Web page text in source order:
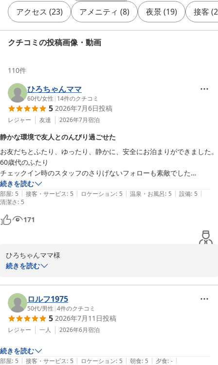
アクセス (23) アメニティ (8) 夜景(19) 接客 (
クチコミの投稿画像・動画
110件
ひろちゃんママ
60代/女性 | 14件のクチコミ
5 2026年7月6日投稿
レジャー 友達 2026年7月宿泊
静かな環境で友人とのんびり過ごせた
お友だちとふたり、ゆったり、静かに、安全にお泊まりができました。
60歳代のふたり
チェックイン時のスタッフのさりげないフォローも素敵でした
また泊まりたくなるホテルです
続きを読む
部屋: 5 | 接客・サービス: 5 | ロケーション: 5 | 温泉・お風呂: 5 | 設備: 5 |
清潔さ: 5
171
ひろちゃんママ様
ざいました。
身に余るお褒めのお言葉と共に、全項目満点の過分なるご評価まで
頂戴し、大変光栄に存じております。
今後共、ご満足いただけますようサービス向上に努めて参りますの
で、ひろちゃんママ様の次回のご滞在を心よりお待ち申し上げてお
リーガロイヤルホテル小倉　お客様サービス担当支配人
続きを読む
ロルフ1975
50代/男性 |4件のクチコミ
5 2026年7月11日投稿
レジャー 一人 2026年6月宿泊
続きを読む
部屋: 5 | 接客・サービス: 5 | ロケーション: 5 | 朝食: 5 | 夕食: - |